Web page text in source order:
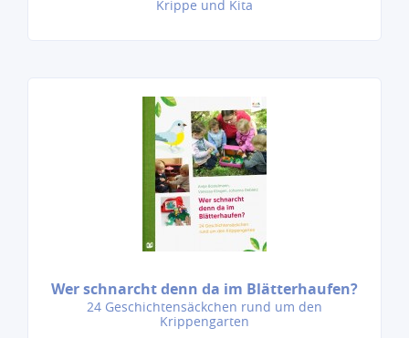
Krippe und Kita
Wer schnarcht denn da im Blätterhaufen?
24 Geschichtensäckchen rund um den
Krippengarten